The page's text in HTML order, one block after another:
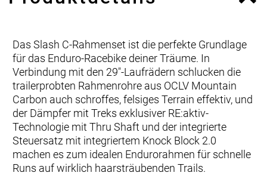
Das Slash C-Rahmenset ist die perfekte Grundlage
für das Enduro-Racebike deiner Träume. In
Verbindung mit den 29"-Laufrädern schlucken die
trailerprobten Rahmenrohre aus OCLV Mountain
Carbon auch schroffes, felsiges Terrain effektiv, und
der Dämpfer mit Treks exklusiver RE:aktiv-
Technologie mit Thru Shaft und der integrierte
Steuersatz mit integriertem Knock Block 2.0
machen es zum idealen Endurorahmen für schnelle
Runs auf wirklich haarsträubenden Trails.